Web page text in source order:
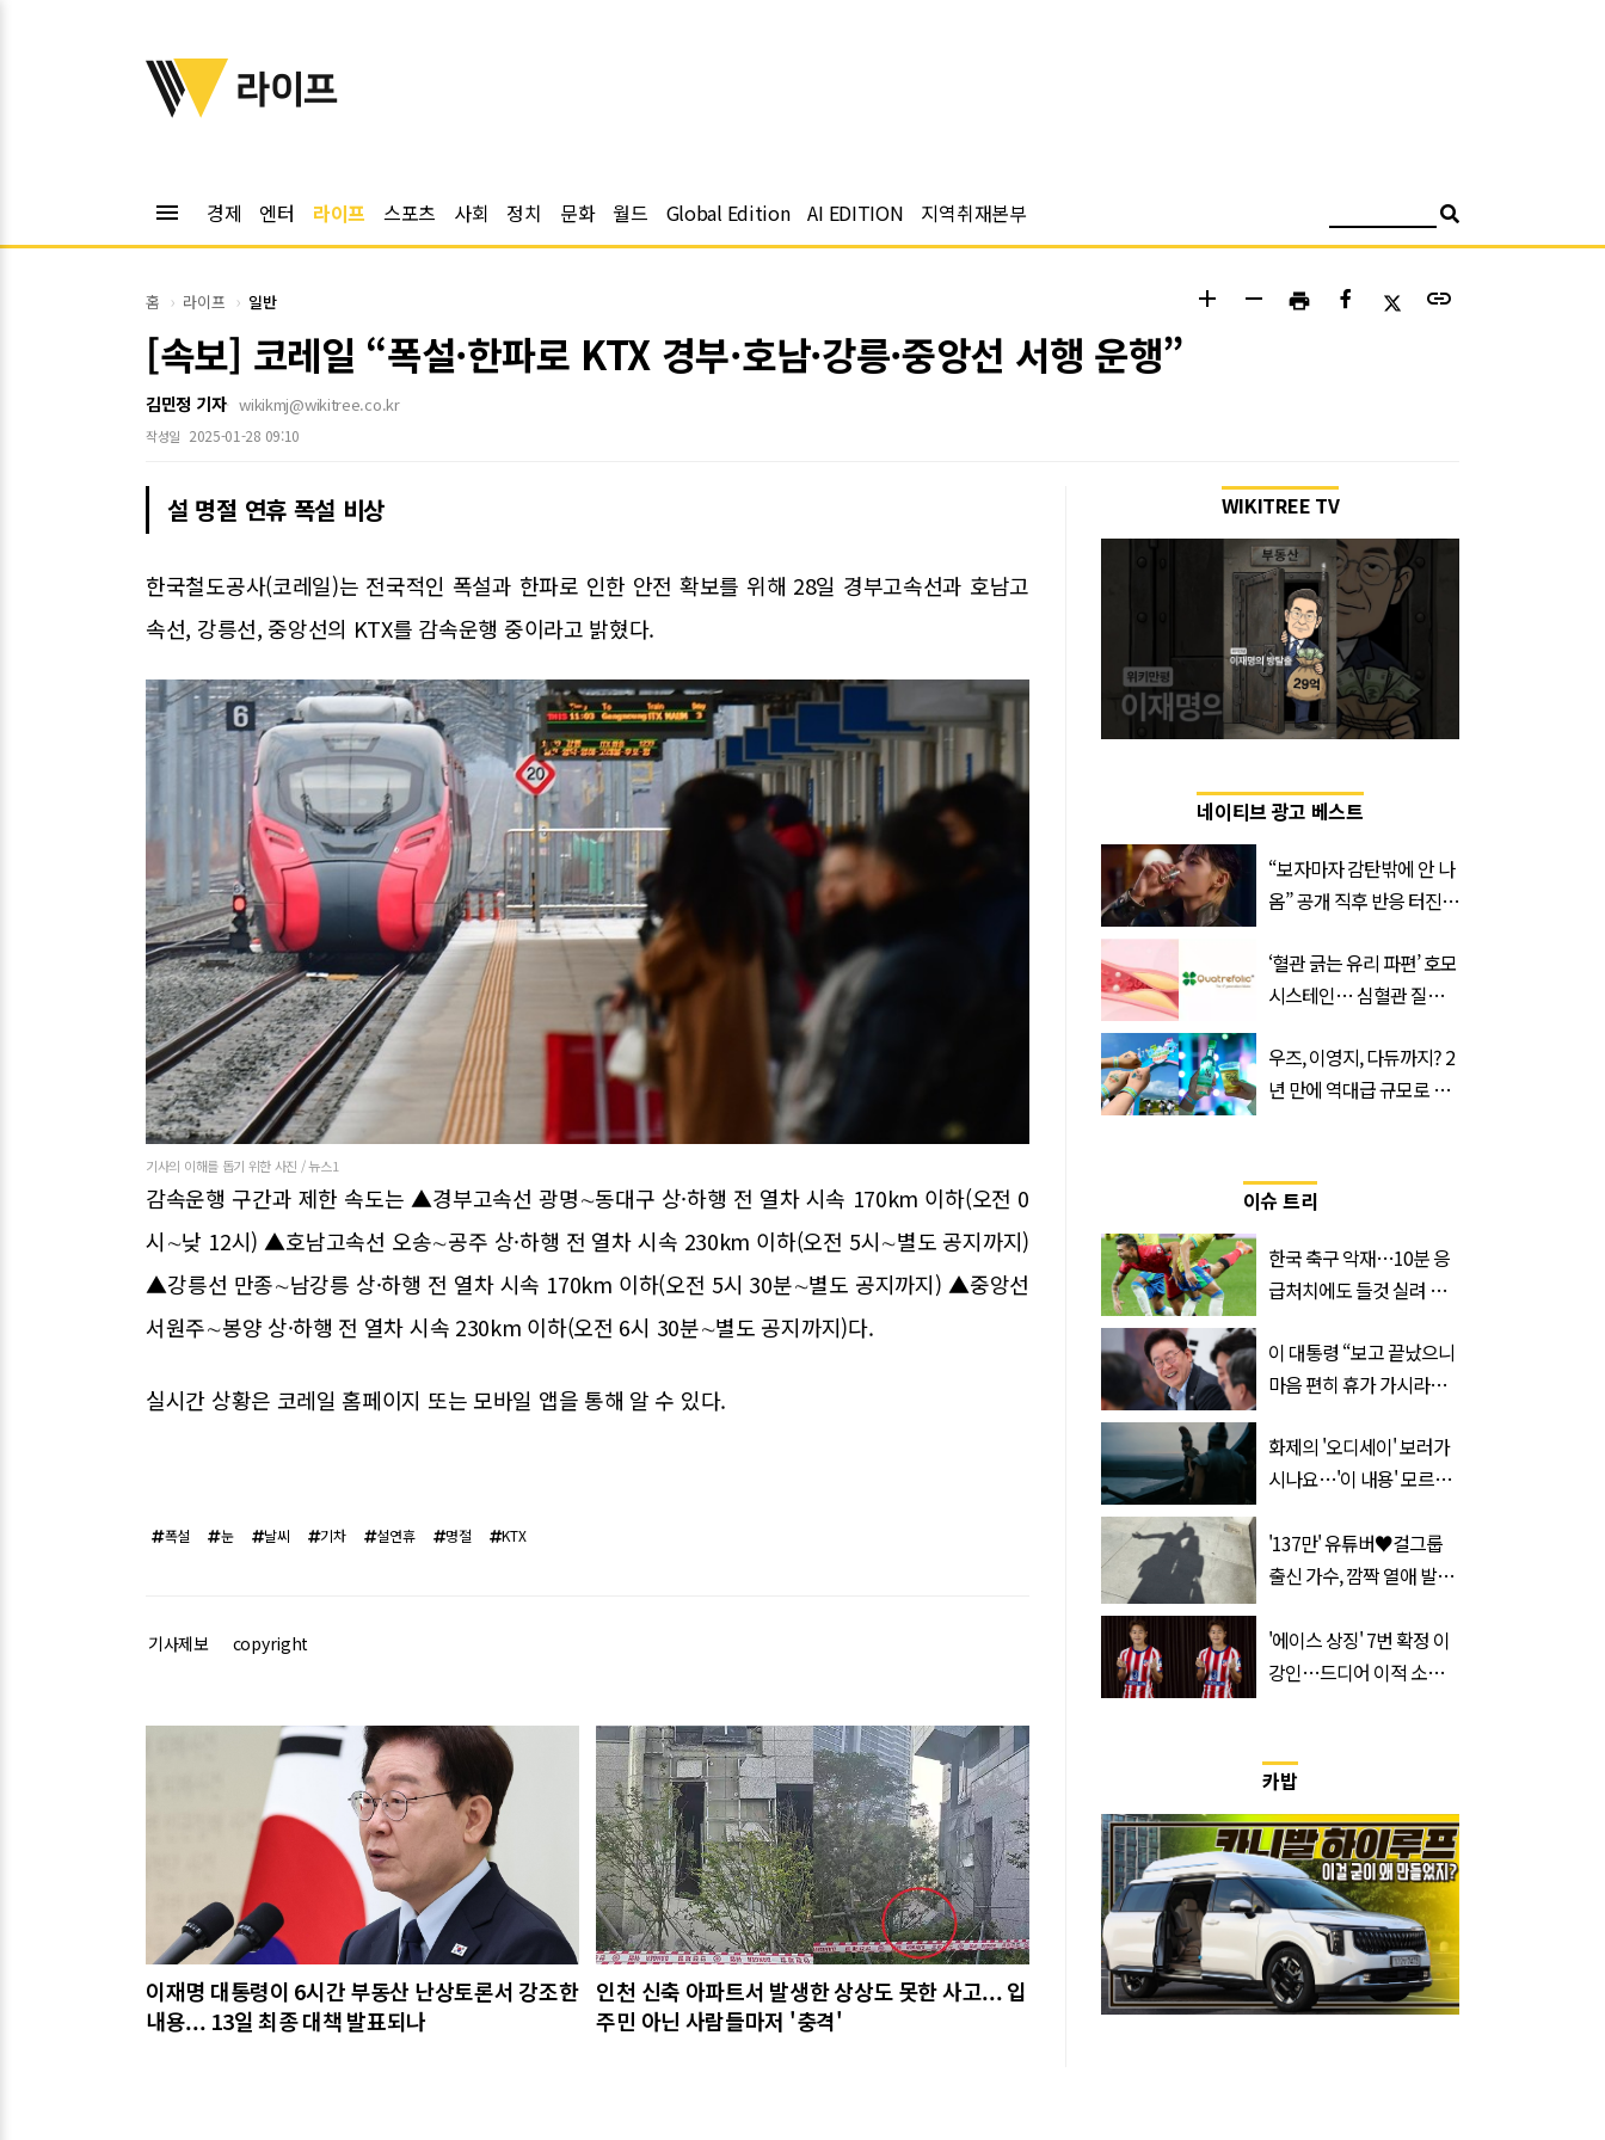
위키트리
라이프
menu 경제 엔터 라이프 스포츠 사회 정치 문화 월드 Global Edition AI EDITION 지역취재본부
홈 라이프 일반 add remove print link
[속보] 코레일 “폭설·한파로 KTX 경부·호남·강릉·중앙선 서행 운행”
김민정 기자 wikikmj@wikitree.co.kr
작성일 2025-01-28 09:10
설 명절 연휴 폭설 비상
한국철도공사(코레일)는 전국적인 폭설과 한파로 인한 안전 확보를 위해 28일 경부고속선과 호남고
속선, 강릉선, 중앙선의 KTX를 감속운행 중이라고 밝혔다.
기사의 이해를 돕기 위한 사진 / 뉴스1
감속운행 구간과 제한 속도는 ▲경부고속선 광명∼동대구 상·하행 전 열차 시속 170km 이하(오전 0
시∼낮 12시) ▲호남고속선 오송∼공주 상·하행 전 열차 시속 230km 이하(오전 5시∼별도 공지까지)
▲강릉선 만종∼남강릉 상·하행 전 열차 시속 170km 이하(오전 5시 30분∼별도 공지까지) ▲중앙선
서원주∼봉양 상·하행 전 열차 시속 230km 이하(오전 6시 30분∼별도 공지까지)다.
실시간 상황은 코레일 홈페이지 또는 모바일 앱을 통해 알 수 있다.
폭설 눈 날씨 기차 설연휴 명절 KTX
기사제보 copyright
관련기사
이재명 대통령이 6시간 부동산 난상토론서 강조한
내용... 13일 최종 대책 발표되나
인천 신축 아파트서 발생한 상상도 못한 사고... 입
주민 아닌 사람들마저 '충격'
WIKITREE TV
네이티브 광고 베스트
“보자마자 감탄밖에 안 나
옴” 공개 직후 반응 터진
‘혈관 긁는 유리 파편’ 호모
시스테인… 심혈관 질환
우즈, 이영지, 다듀까지? 2
년 만에 역대급 규모로 돌
이슈 트리
한국 축구 악재…10분 응
급처치에도 들것 실려 이
이 대통령 “보고 끝났으니
마음 편히 휴가 가시라…
화제의 '오디세이' 보러가
시나요…'이 내용' 모르고
'137만' 유튜버♥걸그룹
출신 가수, 깜짝 열애 발
(+사진)
'에이스 상징' 7번 확정 이
강인…드디어 이적 소감
카밥